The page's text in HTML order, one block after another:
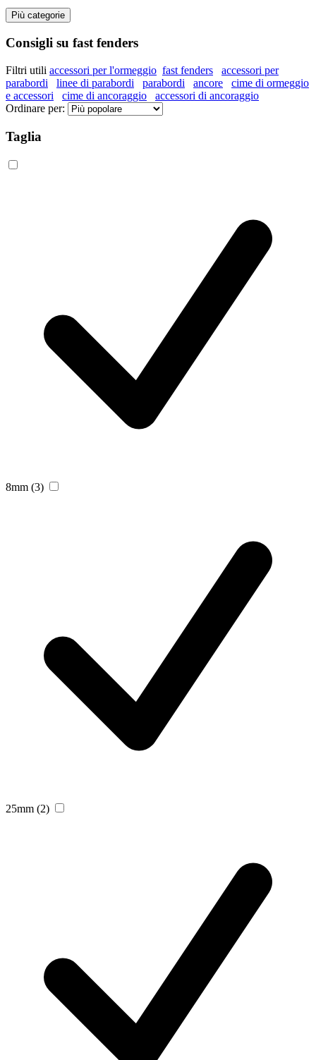
Più categorie
Consigli su fast fenders
Filtri utili accessori per l'ormeggio fast fenders
accessori per
parabordi
linee di parabordi parabordi ancore
cime di ormeggio
e accessori
cime di ancoraggio
accessori di ancoraggio
Ordinare per:
Taglia
8mm (3)
25mm (2)